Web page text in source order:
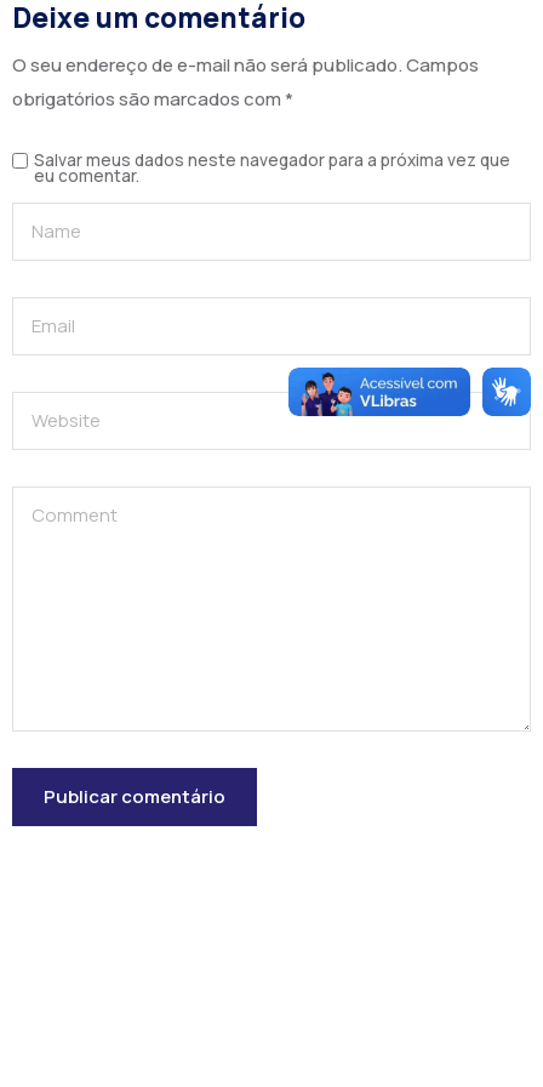
Deixe um comentário
O seu endereço de e-mail não será publicado.Campos
obrigatórios são marcados com *
Salvar meus dados neste navegador para a próxima vez que
eu comentar.